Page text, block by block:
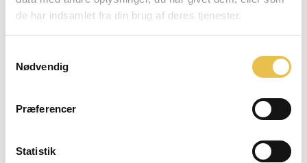
de har indsamlet fra din brug af deres tjenester.
Nødvendig
Præferencer
Statistik
10.00 - 17.30 - Torsdag